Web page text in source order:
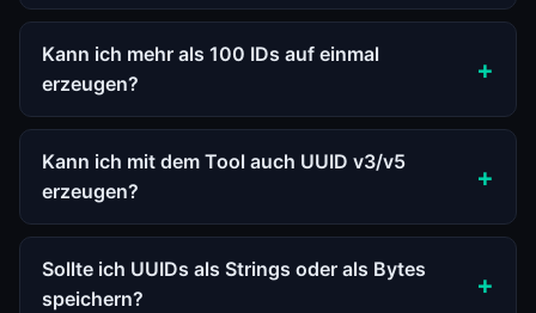
Kann ich mehr als 100 IDs auf einmal
erzeugen?
Kann ich mit dem Tool auch UUID v3/v5
erzeugen?
Sollte ich UUIDs als Strings oder als Bytes
speichern?